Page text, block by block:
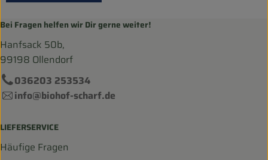
Bei Fragen helfen wir Dir gerne weiter!
Hanfsack 50b,
99198 Ollendorf
036203 253534
info@biohof-scharf.de
LIEFERSERVICE
Häufige Fragen